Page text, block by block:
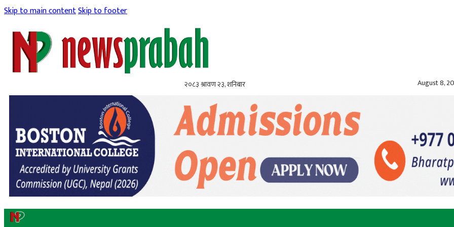
Skip to main contentSkip to footer
२०८३ श्रावण २३, शनिबार August 8,